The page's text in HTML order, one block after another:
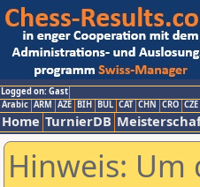
Logged on: Gast
Arabic ARM AZE BIH BUL CAT CHN CRO CZE
Home TurnierDB
Hinweis: Um